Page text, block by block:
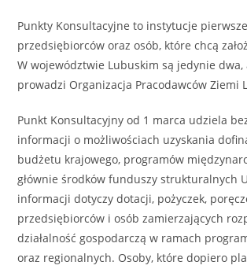
Punkty Konsultacyjne to instytucje
przedsiębiorców oraz osób, które chcą
W województwie Lubuskim są jedynie
prowadzi Organizacja Pracodawców Ziemi
Punkt Konsultacyjny od 1 marca udziela
informacji o możliwościach uzyskania
budżetu krajowego, programów
głównie środków funduszy strukturalnych
informacji dotyczy dotacji, pożyczek,
przedsiębiorców i osób zamierzających
działalność gospodarczą w ramach
oraz regionalnych. Osoby, które dopiero